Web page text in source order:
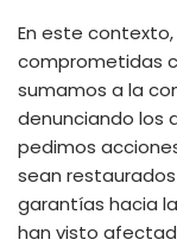
En este
comprometidas
sumamos a la
denunciando los
pedimos
sean
garantías hacia
han visto